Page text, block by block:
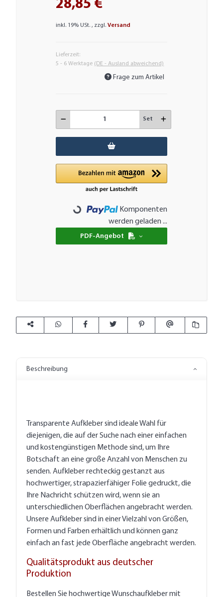
28,85 €
inkl. 19% USt. , zzgl.Versand
Lieferzeit:
5 - 6 Werktage (DE - Ausland abweichend)
Frage zum Artikel
Set
Loading...
Komponenten
werden geladen ...
PDF-Angebot
Beschreibung
Transparente Aufkleber sind ideale Wahl für
diejenigen, die auf der Suche nach einer einfachen
und kostengünstigen Methode sind, um Ihre
Botschaft an eine große Anzahl von Menschen zu
senden. Aufkleber rechteckig gestanzt aus
hochwertiger, strapazierfähiger Folie gedruckt, die
Ihre Nachricht schützen wird, wenn sie an
unterschiedlichen Oberflächen angebracht werden.
Unsere Aufkleber sind in einer Vielzahl von Größen,
Formen und Farben erhältlich und können ganz
einfach an fast jede Oberfläche angebracht werden.
Qualitätsprodukt aus deutscher
Produktion
Bestellen Sie hochwertige Wunschaufkleber mit